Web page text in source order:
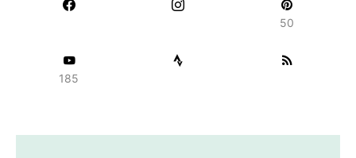
50
185